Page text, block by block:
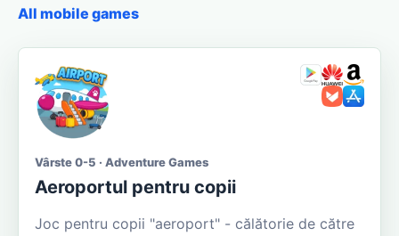
All mobile games
Vârste 0-5 · Adventure Games
Aeroportul pentru copii
Joc pentru copii "aeroport" - călătorie de către